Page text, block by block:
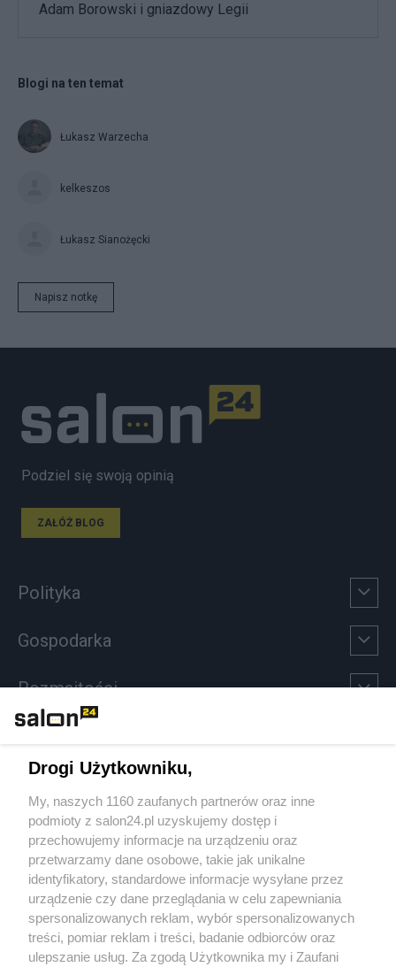
Adam Borowski i gniazdowy Legii
Blogi na ten temat
Łukasz Warzecha
kelkeszos
Łukasz Sianożęcki
Napisz notkę
Podziel się swoją opinią
ZAŁÓŻ BLOG
Polityka
Gospodarka
Rozmaitości
Sport
Społeczeństwo
Kultura
Drogi Użytkowniku,
My, naszych 1160 zaufanych partnerów oraz inne
podmioty z salon24.pl uzyskujemy dostęp i
przechowujemy informacje na urządzeniu oraz
przetwarzamy dane osobowe, takie jak unikalne
identyfikatory, standardowe informacje wysyłane przez
urządzenie czy dane przeglądania w celu zapewniania
spersonalizowanych reklam, wybór spersonalizowanych
treści, pomiar reklam i treści, badanie odbiorców oraz
ulepszanie usług. Za zgodą Użytkownika my i Zaufani